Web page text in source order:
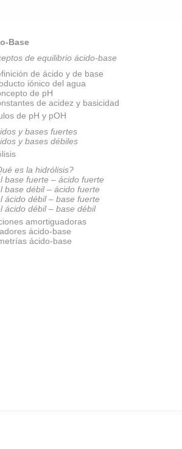
Base
de equilibrio ácido-base
de ácido y de base
iónico del agua
de pH
de acidez y basicidad
de pH y pOH
y bases fuertes
y bases débiles
es la hidrólisis?
base fuerte – ácido fuerte
base débil – ácido fuerte
ácido débil – base fuerte
ácido débil – base débil
amortiguadoras
ácido-base
ácido-base